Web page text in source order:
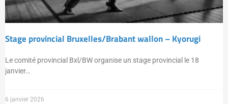
Stage provincial Bruxelles/Brabant wallon – Kyorugi
Le comité provincial Bxl/BW organise un stage provincial le 18
janvier…
6 janvier 2026